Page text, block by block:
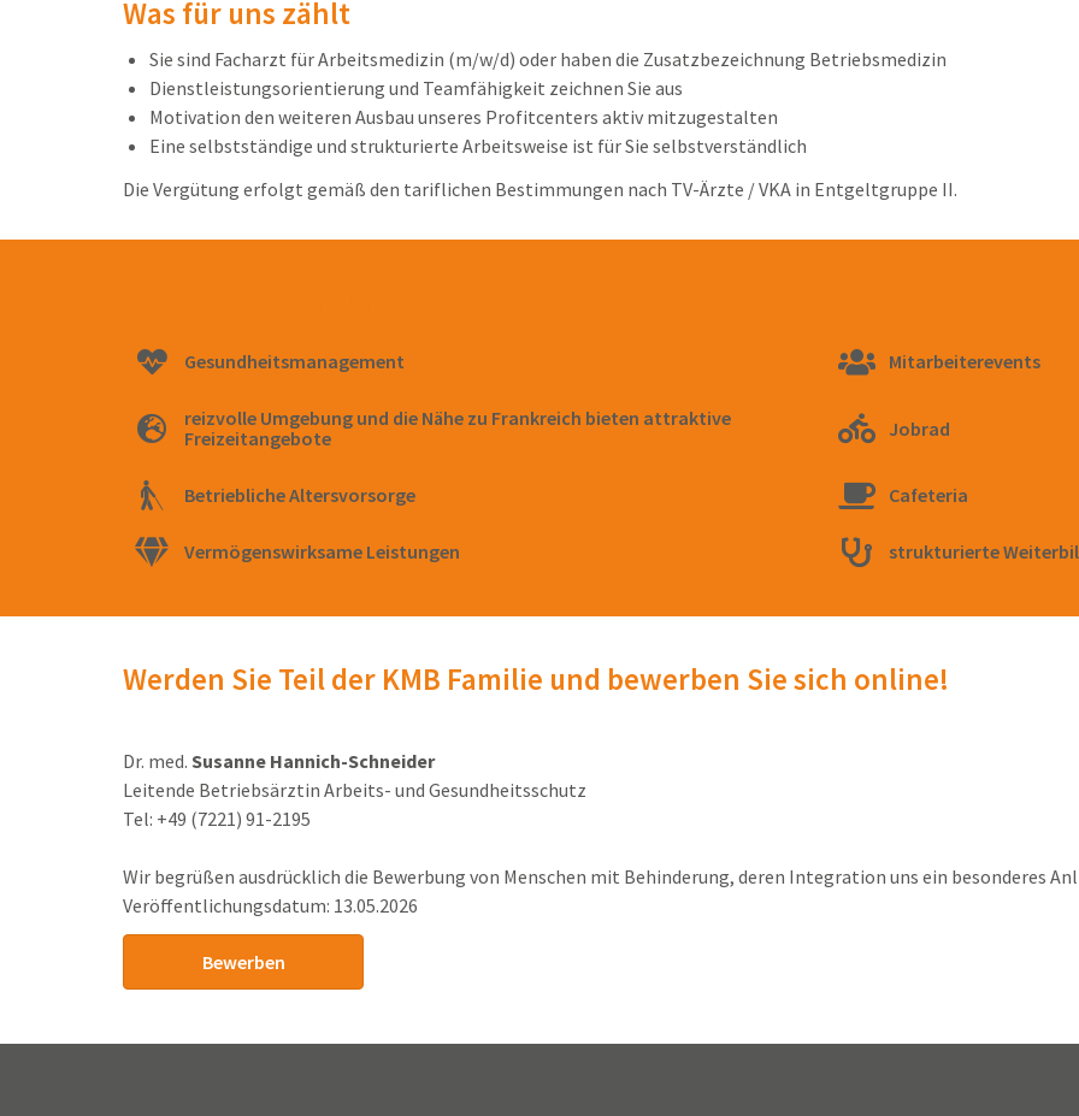
Was für uns zählt
Sie sind Facharzt für Arbeitsmedizin (m/w/d) oder haben die Zusatzbezeichnung Betriebsmedizin
Dienstleistungsorientierung und Teamfähigkeit zeichnen Sie aus
Motivation den weiteren Ausbau unseres Profitcenters aktiv mitzugestalten
Eine selbstständige und strukturierte Arbeitsweise ist für Sie selbstverständlich
Die Vergütung erfolgt gemäß den tariflichen Bestimmungen nach TV-Ärzte / VKA in Entgeltgruppe II.
Gesundheitsmanagement Mitarbeiterevents
reizvolle Umgebung und die Nähe zu Frankreich bieten attraktive
Freizeitangebote
Jobrad
Betriebliche Altersvorsorge Cafeteria
Vermögenswirksame Leistungen strukturierte
Werden Sie Teil der KMB Familie und bewerben Sie sich online!
Dr. med. Susanne Hannich-Schneider
Leitende Betriebsärztin Arbeits- und Gesundheitsschutz
Tel: +49 (7221) 91-2195
Wir begrüßen ausdrücklich die Bewerbung von Menschen mit Behinderung, deren Integration uns ein besonderes
Veröffentlichungsdatum: 13.05.2026
Bewerben